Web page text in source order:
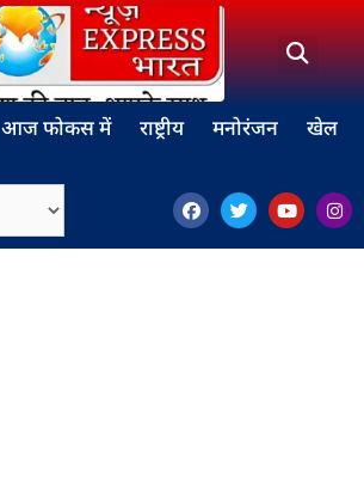
आज फोकस में राष्ट्रीय मनोरंजन खेल